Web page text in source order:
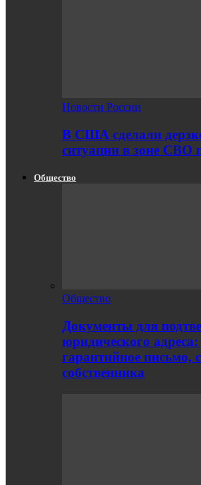
Новости России
В США сделали
ситуации в зоне СВО
Общество
Общество
Документы для
юридического
гарантийное письмо,
собственника